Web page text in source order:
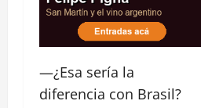
—¿Esa sería la
diferencia con Brasil?